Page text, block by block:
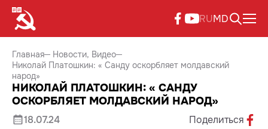
RUMD
Главная Новости Видео
Николай Платошкин: « Санду оскорбляет молдавский
народ»
НИКОЛАЙ ПЛАТОШКИН: « САНДУ
ОСКОРБЛЯЕТ МОЛДАВСКИЙ НАРОД»
18.07.24 Поделиться